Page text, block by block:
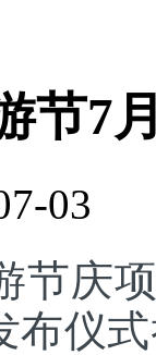
节7
03
节庆
布仪